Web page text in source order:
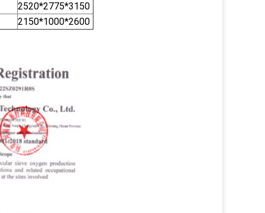
2520*2775*3150
2150*1000*2600